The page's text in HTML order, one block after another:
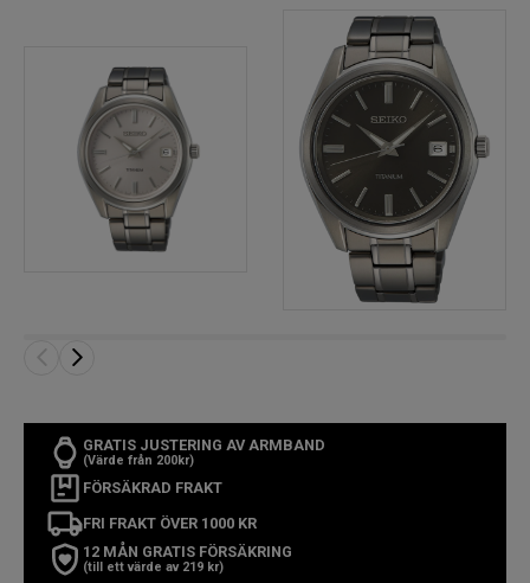
GRATIS JUSTERING AV ARMBAND
(Värde från 200kr)
FÖRSÄKRAD FRAKT
FRI FRAKT ÖVER 1000 KR
12 MÅN GRATIS FÖRSÄKRING
(till ett värde av 219 kr)